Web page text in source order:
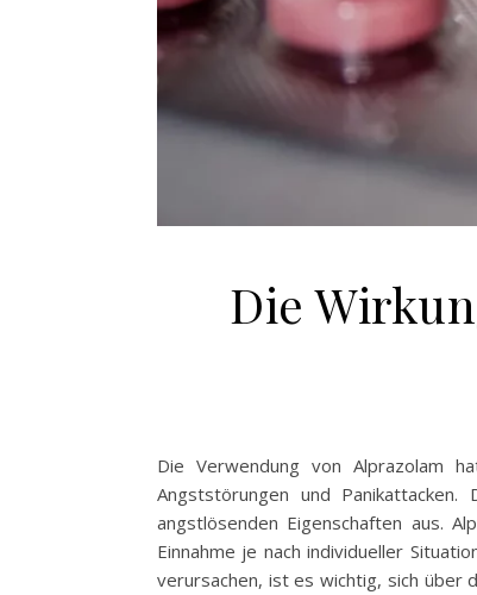
Die
Die Verwendung von Alprazolam
Angststörungen und
angstlösenden Eigenschaften aus.
Einnahme je nach individueller
verursachen, ist es wichtig, sich über